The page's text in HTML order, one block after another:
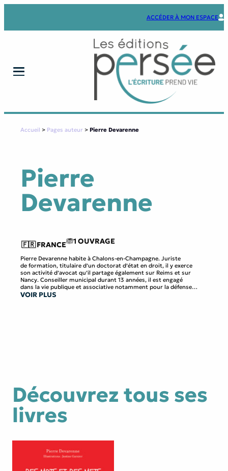
ACCÉDER À MON ESPACE
Accueil > Pages auteur > Pierre Devarenne
Pierre
Devarenne
🇫🇷FRANCE 1 OUVRAGE
Pierre Devarenne habite à Chalons-en-Champagne. Juriste
de formation, titulaire d’un doctorat d’état en droit, il y exerce
son activité d’avocat qu’il partage également sur Reims et sur
Nancy. Conseiller municipal durant 13 années, il est engagé
dans la vie publique et associative notamment pour la défense
de l’environnement et du patrimoine. Depuis plus de 30 ans,
VOIR PLUS
Découvrez tous ses
livres